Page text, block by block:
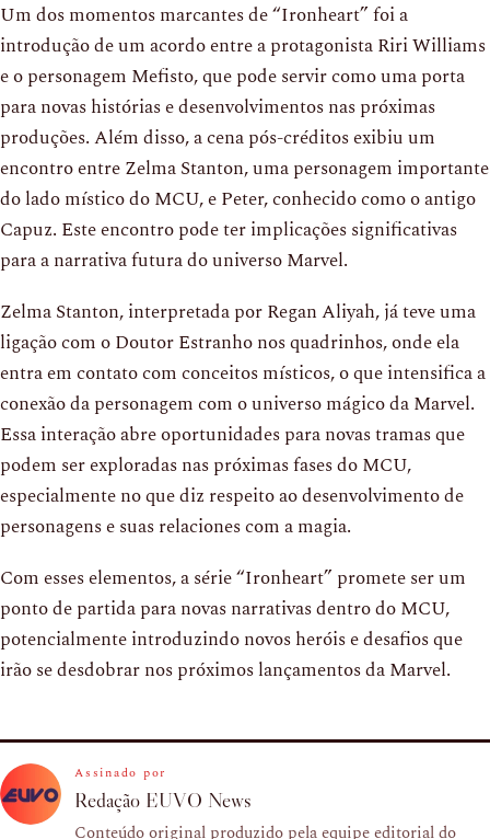
Um dos momentos marcantes de “Ironheart” foi a
introdução de um acordo entre a protagonista Riri Williams
e o personagem Mefisto, que pode servir como uma porta
para novas histórias e desenvolvimentos nas próximas
produções. Além disso, a cena pós-créditos exibiu um
encontro entre Zelma Stanton, uma personagem importante
do lado místico do MCU, e Peter, conhecido como o antigo
Capuz. Este encontro pode ter implicações significativas
para a narrativa futura do universo Marvel.
Zelma Stanton, interpretada por Regan Aliyah, já teve uma
ligação com o Doutor Estranho nos quadrinhos, onde ela
entra em contato com conceitos místicos, o que intensifica a
conexão da personagem com o universo mágico da Marvel.
Essa interação abre oportunidades para novas tramas que
podem ser exploradas nas próximas fases do MCU,
especialmente no que diz respeito ao desenvolvimento de
personagens e suas relaciones com a magia.
Com esses elementos, a série “Ironheart” promete ser um
ponto de partida para novas narrativas dentro do MCU,
potencialmente introduzindo novos heróis e desafios que
irão se desdobrar nos próximos lançamentos da Marvel.
Assinado por
Redação EUVO News
Conteúdo original produzido pela equipe editorial do